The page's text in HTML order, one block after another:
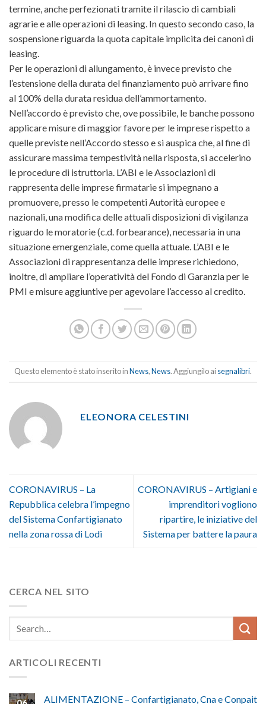
termine, anche perfezionati tramite il rilascio di cambiali
agrarie e alle operazioni di leasing. In questo secondo caso, la
sospensione riguarda la quota capitale implicita dei canoni di
leasing.
Per le operazioni di allungamento, è invece previsto che
l’estensione della durata del finanziamento può arrivare fino
al 100% della durata residua dell’ammortamento.
Nell’accordo è previsto che, ove possibile, le banche possono
applicare misure di maggior favore per le imprese rispetto a
quelle previste nell’Accordo stesso e si auspica che, al fine di
assicurare massima tempestività nella risposta, si accelerino
le procedure di istruttoria. L’ABI e le Associazioni di
rappresenta delle imprese firmatarie si impegnano a
promuovere, presso le competenti Autorità europee e
nazionali, una modifica delle attuali disposizioni di vigilanza
riguardo le moratorie (c.d. forbearance), necessaria in una
situazione emergenziale, come quella attuale. L’ABI e le
Associazioni di rappresentanza delle imprese richiedono,
inoltre, di ampliare l’operatività del Fondo di Garanzia per le
PMI e misure aggiuntive per agevolare l’accesso al credito.
Questo elemento è stato inserito inNews,News. Aggiungilo aisegnalibri.
ELEONORA CELESTINI
CORONAVIRUS – La
Repubblica celebra l’impegno
del Sistema Confartigianato
nella zona rossa di Lodi
CORONAVIRUS – Artigiani e
imprenditori vogliono
ripartire, le iniziative del
Sistema per battere la paura
CERCA NEL SITO
ARTICOLI RECENTI
ALIMENTAZIONE – Confartigianato, Cna e Conpait